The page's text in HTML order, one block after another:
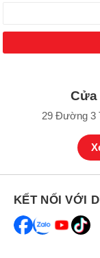
Cửa
29 Đường 3
KẾT NỐI VỚI